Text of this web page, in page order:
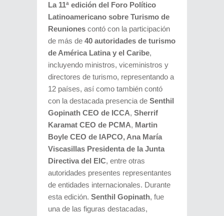
La 11ª edición del Foro Político
Latinoamericano sobre Turismo de
Reuniones contó con la participación
de más de 40 autoridades de turismo
de América Latina y el Caribe,
incluyendo ministros, viceministros y
directores de turismo, representando a
12 países, así como también contó
con la destacada presencia de Senthil
Gopinath CEO de ICCA, Sherrif
Karamat CEO de PCMA, Martin
Boyle CEO de IAPCO, Ana María
Viscasillas Presidenta de la Junta
Directiva del EIC, entre otras
autoridades presentes representantes
de entidades internacionales. Durante
esta edición. Senthil Gopinath, fue
una de las figuras destacadas,